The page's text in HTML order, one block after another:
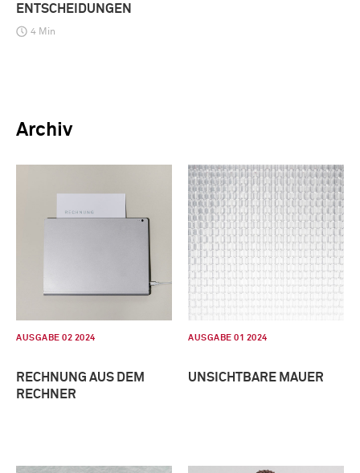
ENTSCHEIDUNGEN
4 Min
Archiv
AUSGABE 02 2024
RECHNUNG AUS DEM
RECHNER
AUSGABE 01 2024
UNSICHTBARE MAUER